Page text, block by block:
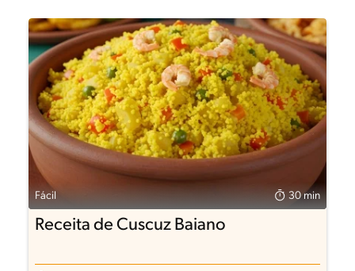
Fácil 30 min
Receita de Cuscuz Baiano